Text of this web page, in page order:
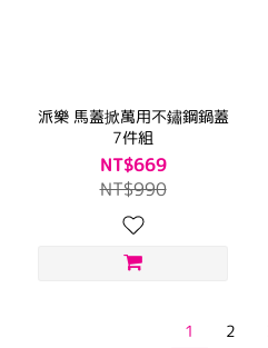
派樂 馬蓋掀萬用不鏽鋼鍋蓋
7件組
NT$669
NT$990
1 2